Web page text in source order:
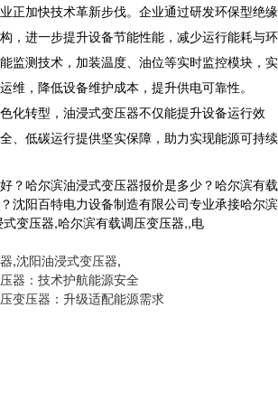
正加快技术革新步伐。企业通过研发环保型绝缘
，进一步提升设备节能性能，减少运行能耗与环
监测技术，加装温度、油位等实时监控模块，实
维，降低设备维护成本，提升供电可靠性。
化转型，油浸式变压器不仅能提升设备运行效
、低碳运行提供坚实保障，助力实现能源可持续
？哈尔滨油浸式变压器报价是多少？哈尔滨有载
沈阳百特电力设备制造有限公司专业承接哈尔滨
变压器,哈尔滨有载调压变压器,,电
,沈阳油浸式变压器,
器：技术护航能源安全
变压器：升级适配能源需求